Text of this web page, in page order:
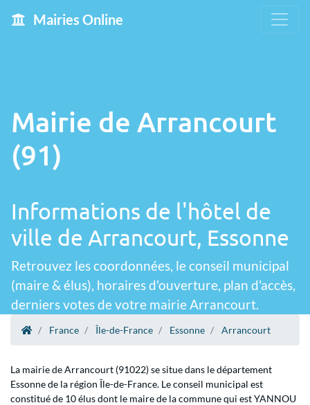
Mairies Online
Mairie de Arrancourt
(91)
Informations de l'hôtel de
ville de Arrancourt, Essonne
Retrouvez les coordonnées, le conseil municipal
(maire & élus), horaires d'ouverture, plan d'accès,
derniers votes de votre mairie Arrancourt.
France Île-de-France Essonne Arrancourt
La mairie de Arrancourt (91022) se situe dans le département
Essonne de la région Île-de-France. Le conseil municipal est
constitué de 10 élus dont le maire de la commune qui est YANNOU